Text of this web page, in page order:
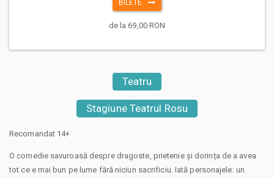
BILETE
de la 69,00 RON
Teatru
Stagiune Teatrul Rosu
Recomandat 14+
O comedie savuroasă despre dragoste, prietenie și dorința de a avea
tot ce e mai bun pe lume fără niciun sacrificiu. Iată personajele: un